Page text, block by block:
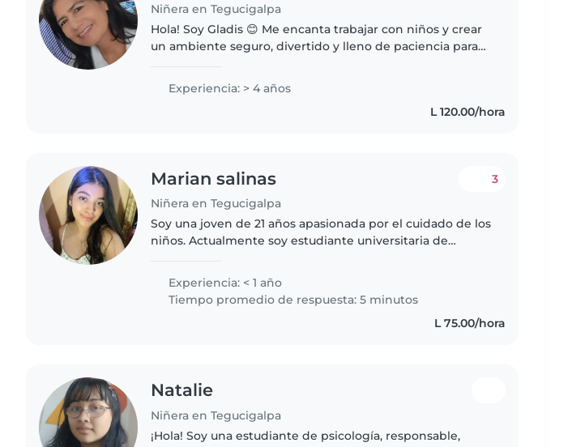
Niñera en Tegucigalpa
Hola! Soy Gladis 😊 Me encanta trabajar con niños y crear
un ambiente seguro, divertido y lleno de paciencia para
Experiencia: > 4 años
L 120.00/hora
Marian salinas
Niñera en Tegucigalpa
3
Soy una joven de 21 años apasionada por el cuidado de los
niños. Actualmente soy estudiante universitaria de
experiencia trabajando..
Experiencia: < 1 año
Tiempo promedio de respuesta: 5 minutos
L 75.00/hora
Natalie
Niñera en Tegucigalpa
¡Hola! Soy una estudiante de psicología, responsable,